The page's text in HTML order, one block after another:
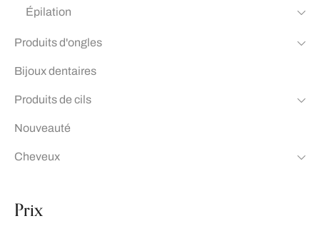
Épilation
Produits d'ongles
Bijoux dentaires
Produits de cils
Nouveauté
Cheveux
Prix